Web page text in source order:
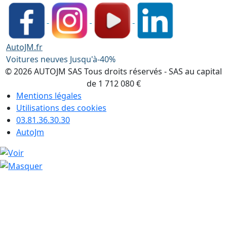
AutoJM.fr
Voitures neuves Jusqu'à-40%
© 2026 AUTOJM SAS Tous droits réservés - SAS au capital
de 1 712 080 €
Mentions légales
Utilisations des cookies
03.81.36.30.30
AutoJm